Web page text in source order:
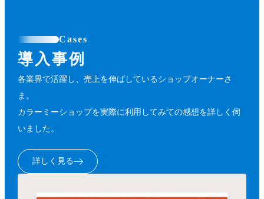
Cases
導入事例
各業界で活躍し、売上を伸ばしているショップオーナーさ
ま。
カラーミーショップを実際に利用してみての感想を詳しく伺
いました。
詳しく見る